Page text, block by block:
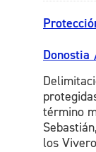
Donostia
término
los